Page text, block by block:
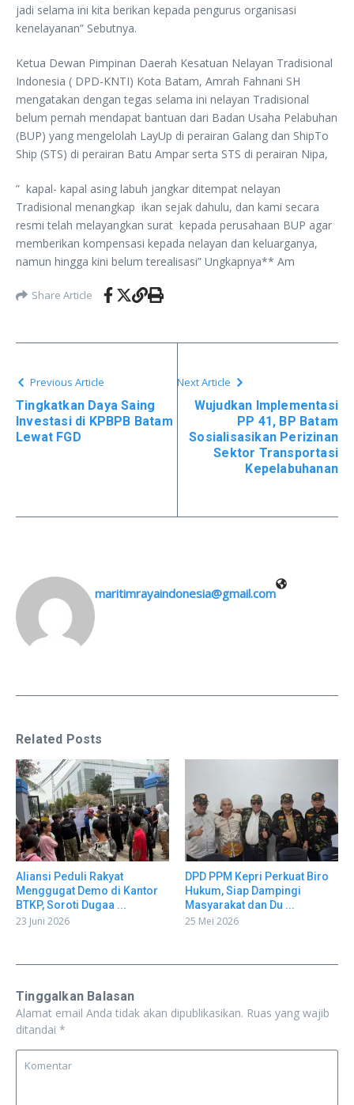
jadi selama ini kita berikan kepada pengurus organisasi
kenelayanan” Sebutnya.
Ketua Dewan Pimpinan Daerah Kesatuan Nelayan Tradisional
Indonesia ( DPD-KNTI) Kota Batam, Amrah Fahnani SH
mengatakan dengan tegas selama ini nelayan Tradisional
belum pernah mendapat bantuan dari Badan Usaha Pelabuhan
(BUP) yang mengelolah LayUp di perairan Galang dan ShipTo
Ship (STS) di perairan Batu Ampar serta STS di perairan Nipa,
” kapal- kapal asing labuh jangkar ditempat nelayan
Tradisional menangkap ikan sejak dahulu, dan kami secara
resmi telah melayangkan surat kepada perusahaan BUP agar
memberikan kompensasi kepada nelayan dan keluarganya,
namun hingga kini belum terealisasi” Ungkapnya** Am
Share Article
Previous Article
Tingkatkan Daya Saing
Investasi di KPBPB Batam
Lewat FGD
Next Article
Wujudkan Implementasi
PP 41, BP Batam
Sosialisasikan Perizinan
Sektor Transportasi
Kepelabuhanan
maritimrayaindonesia@gmail.com
Related Posts
Aliansi Peduli Rakyat
Menggugat Demo di Kantor
BTKP, Soroti Dugaa ...
23 Juni 2026
DPD PPM Kepri Perkuat Biro
Hukum, Siap Dampingi
Masyarakat dan Du ...
25 Mei 2026
Tinggalkan Balasan
Alamat email Anda tidak akan dipublikasikan. Ruas yang wajib
ditandai *